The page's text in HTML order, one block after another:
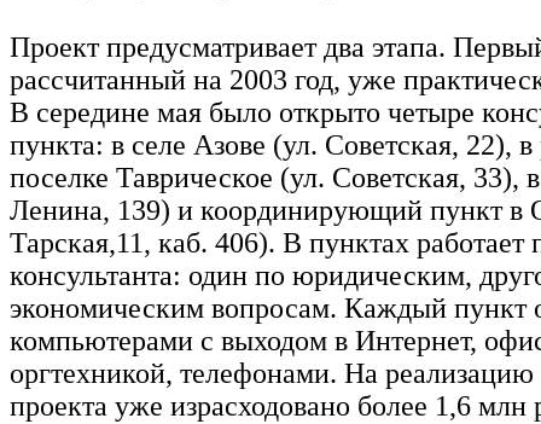
Проект предусматривает два этапа.
рассчитанный на 2003 год, уже
В середине мая было открыто четыре
пункта: в селе Азове (ул. Советская, 22),
поселке Таврическое (ул. Советская, 33),
Ленина, 139) и координирующий пункт в
Тарская,11, каб. 406). В пунктах работает
консультанта: один по юридическим,
экономическим вопросам. Каждый пункт
компьютерами с выходом в Интернет,
оргтехникой, телефонами. На реализацию
проекта уже израсходовано более 1,6 млн